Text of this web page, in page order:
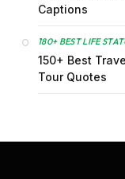
Captions
180+ BEST LIFE
150+ Best
Tour Quotes